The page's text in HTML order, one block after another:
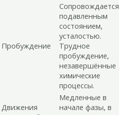
Пробуждение
Сопровождается
подавленным
состоянием,
усталостью.
Трудное
пробуждение,
незавершённые
химические
процессы.
Движения
Медленные в
начале фазы, в